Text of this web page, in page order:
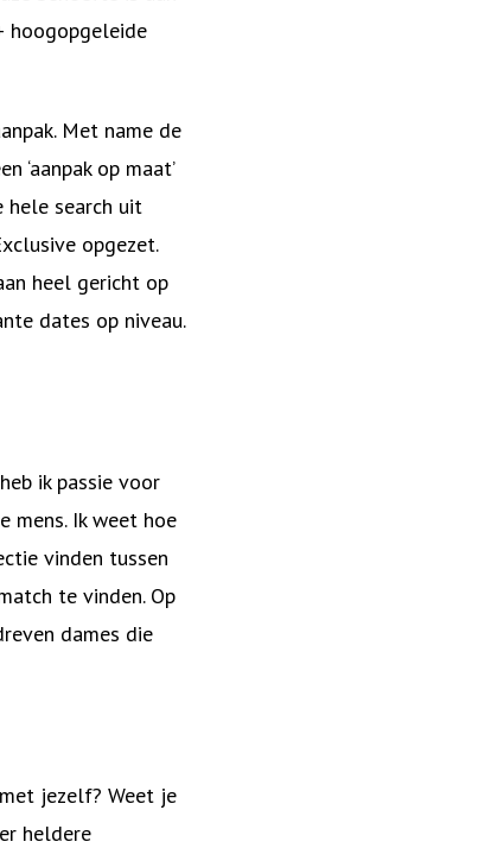
hoogopgeleide
Met name de
op maat’
hele search uit
opgezet.
heel gericht op
dates op niveau.
ik passie voor
mens. Ik weet hoe
vinden tussen
te vinden. Op
dames die
jezelf? Weet je
heldere